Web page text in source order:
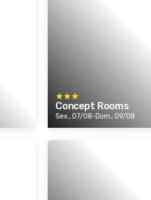
Concept Rooms
Sex., 07/08-Dom., 09/08